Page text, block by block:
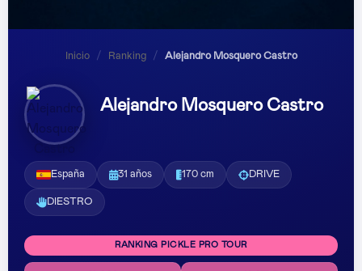
Inicio / Ranking / Alejandro Mosquero Castro
Alejandro Mosquero Castro
España 31 años 170 cm DRIVE
DIESTRO
RANKING PICKLE PRO TOUR